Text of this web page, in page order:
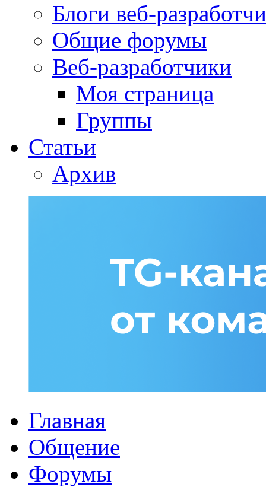
Блоги веб-
Общие форумы
Веб-разработчики
Моя страница
Группы
Статьи
Архив
Главная
Общение
Форумы